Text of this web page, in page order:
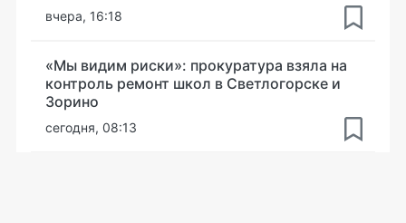
вчера, 16:18
«Мы видим риски»: прокуратура взяла на
контроль ремонт школ в Светлогорске и
Зорино
сегодня, 08:13